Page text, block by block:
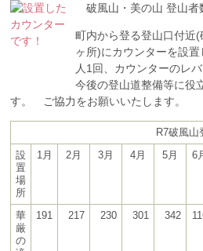
破風山・美の山 登山者
町内から登る登山口付近
ヶ所)にカウンターを設
人1回、カウンターのレ
今後の登山道整備等に役
す。 ご協力をお願いいたします。
R7破風山
設
置
場
所
1月 2月 3月 4月 5月 6
華
厳
の
191 217 230 301 342